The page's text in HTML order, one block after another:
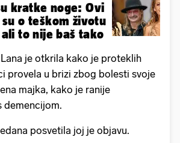
kratke noge: Ovi
o teškom životu
to nije baš tako
je otkrila kako je proteklih
provela u brizi zbog bolesti svoje
majka, kako je ranije
demencijom.
posvetila joj je objavu.